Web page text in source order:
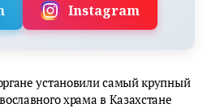
Instagram
установили самый крупный
храма в Казахстане